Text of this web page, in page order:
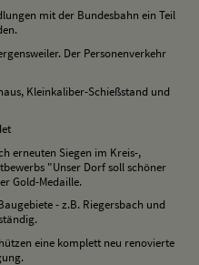
mit der Bundesbahn ein Teil
Der Personenverkehr
Kleinkaliber-Schießstand und
erneuten Siegen im Kreis-,
"Unser Dorf soll schöner
Gold-Medaille.
- z.B. Riegersbach und
eine komplett neu renovierte